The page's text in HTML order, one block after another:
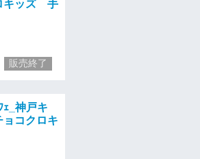
キッズ 手
販売終了
ｪ_神戸キ
コクロキ